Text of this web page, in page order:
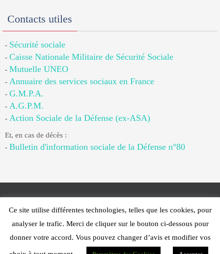
Contacts utiles
- Sécurité sociale
- Caisse Nationale Militaire de Sécurité Sociale
- Mutuelle UNEO
- Annuaire des services sociaux en France
- G.M.P.A.
- A.G.P.M.
- Action Sociale de la Défense (ex-ASA)
Et, en cas de décès :
- Bulletin d'information sociale de la Défense n°80
Web Design - PFS Concept Toulon - © 2025
Nirvana
Ce site utilise différentes technologies, telles que les cookies, pour
analyser le trafic. Merci de cliquer sur le bouton ci-dessous pour
donner votre accord. Vous pouvez changer d’avis et modifier vos